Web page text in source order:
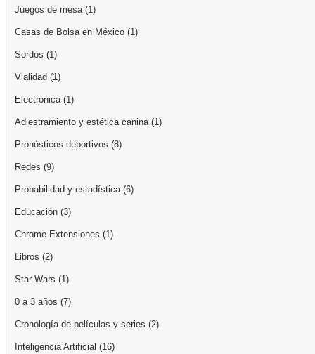
Juegos de mesa(1)
Casas de Bolsa en México (1)
Sordos (1)
Vialidad (1)
Electrónica(1)
Adiestramiento y estética canina(1)
Pronósticos deportivos (8)
Redes (9)
Probabilidad y estadística(6)
Educación (3)
Chrome Extensiones (1)
Libros (2)
Star Wars (1)
0 a 3 años (7)
Cronología de películas y series (2)
Inteligencia Artificial (16)